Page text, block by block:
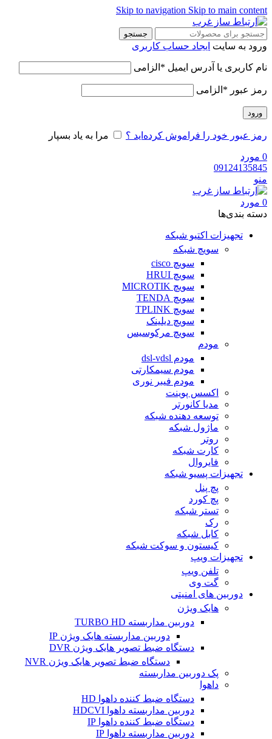
Skip to navigation Skip to main content
جستجو
ورود به سایت ایجاد حساب کاربری
نام کاربری یا آدرس ایمیل * الزامی
رمز عبور * الزامی
ورود
رمز عبور خود را فراموش کرده‌اید ؟ مرا به یاد بسپار
0 مورد
09124135845
منو
0 مورد
دسته‌ بندی‌ها
تجهیزات اکتیو شبکه
سویچ شبکه
سویچ cisco
سویچ HRUI
سویچ MICROTIK
سویچ TENDA
سویچ TPLINK
سویچ دیلینک
سویچ مرکوسیس
مودم
مودم dsl-vdsl
مودم سیمکارتی
مودم فیبر نوری
اکسس پوینت
مدیا کانورتر
توسعه دهنده شبکه
ماژول شبکه
روتر
کارت شبکه
فایروال
تجهیزات پسیو شبکه
پچ پنل
پچ کورد
تستر شبکه
رک
کابل شبکه
کیستون و سوکت شبکه
تجهیزات ویپ
تلفن ویپ
گت وی
دوربین های امنیتی
هایک ویژن
دوربین مداربسته TURBO HD
دوربین مداربسته هایک ویژن IP
دستگاه ضبط تصویر هایک ویژن DVR
دستگاه ضبط تصویر هایک ویژن NVR
پک دوربین مداربسته
داهوا
دستگاه ضبط کننده داهوا HD
دوربین مداربسته داهوا HDCVI
دستگاه ضبط کننده داهوا IP
دوربین مداربسته داهوا IP